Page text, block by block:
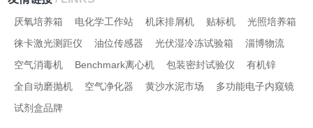
厌氧培养箱 电化学工作站 机床排屑机 贴标机
光照培养箱
徕卡激光测距仪
油位传感器 光伏湿冷冻试验箱
淄博物流
空气消毒机
Benchmark离心机 包装密封试验仪
有机锌
全自动磨抛机
空气净化器 黄沙水泥市场
多功能电子内窥镜
试剂盒品牌